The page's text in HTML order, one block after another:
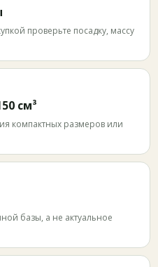
проверьте посадку, массу
см³
компактных размеров или
базы, а не актуальное